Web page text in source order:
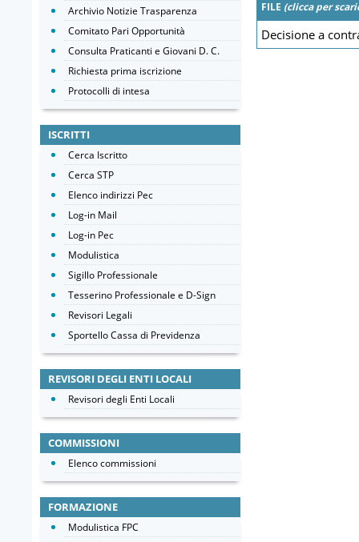
FILE (clicca per
Decisione a
Archivio Notizie Trasparenza
Comitato Pari Opportunità
Consulta Praticanti e Giovani D. C.
Richiesta prima iscrizione
Protocolli di intesa
ISCRITTI
Cerca Iscritto
Cerca STP
Elenco indirizzi Pec
Log-in Mail
Log-in Pec
Modulistica
Sigillo Professionale
Tesserino Professionale e D-Sign
Revisori Legali
Sportello Cassa di Previdenza
REVISORI DEGLI ENTI LOCALI
Revisori degli Enti Locali
COMMISSIONI
Elenco commissioni
FORMAZIONE
Modulistica FPC